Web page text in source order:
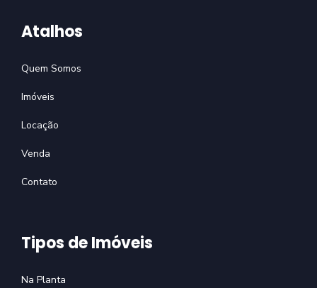
Atalhos
Quem Somos
Imóveis
Locação
Venda
Contato
Tipos de Imóveis
Na Planta